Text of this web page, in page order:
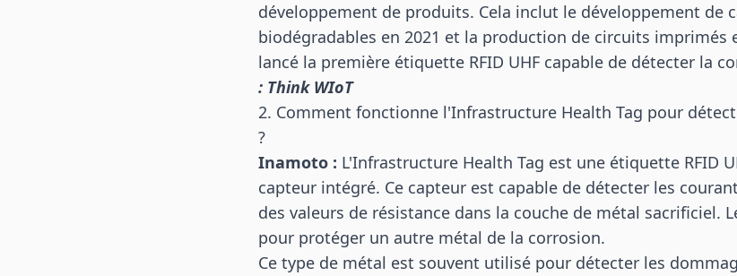
développement de produits. Cela inclut le développement de
biodégradables en 2021 et la production de circuits imprimés
lancé la première étiquette RFID UHF capable de détecter la
: Think WIoT
2. Comment fonctionne l'Infrastructure Health Tag pour
?
Inamoto : L'Infrastructure Health Tag est une étiquette RFID
capteur intégré. Ce capteur est capable de détecter les
des valeurs de résistance dans la couche de métal sacrificiel.
pour protéger un autre métal de la corrosion.
Ce type de métal est souvent utilisé pour détecter les